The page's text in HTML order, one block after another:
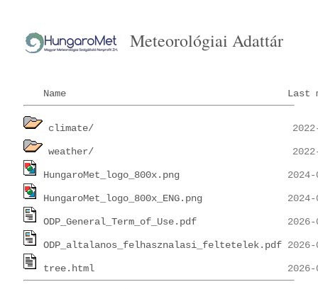
Meteorológiai Adattár
Name Last
climate/
weather/
HungaroMet_logo_800x.png
HungaroMet_logo_800x_ENG.png
ODP_General_Term_of_Use.pdf
ODP_altalanos_felhasznalasi_feltetelek.pdf
tree.html